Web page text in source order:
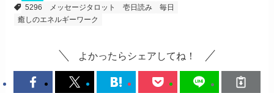
5296
メッセージタロット 壱日読み
毎日
癒しのエネルギーワーク
よかったらシェアしてね！